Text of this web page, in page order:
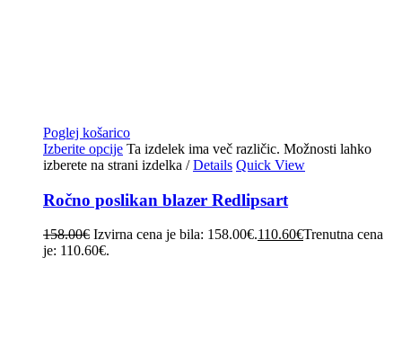
Poglej košarico
Izberite opcije Ta izdelek ima več različic. Možnosti lahko
izberete na strani izdelka / Details Quick View
Ročno poslikan blazer Redlipsart
158.00€ Izvirna cena je bila: 158.00€.110.60€Trenutna cena
je: 110.60€.